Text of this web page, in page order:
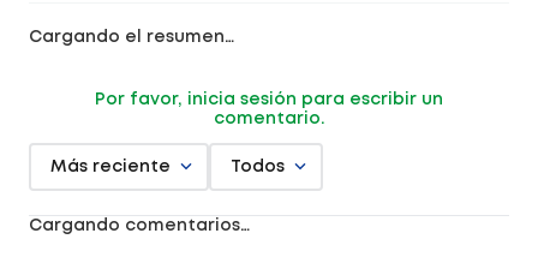
Cargando el resumen…
Por favor, inicia sesión para escribir un
comentario.
Más reciente Todos
Cargando comentarios…